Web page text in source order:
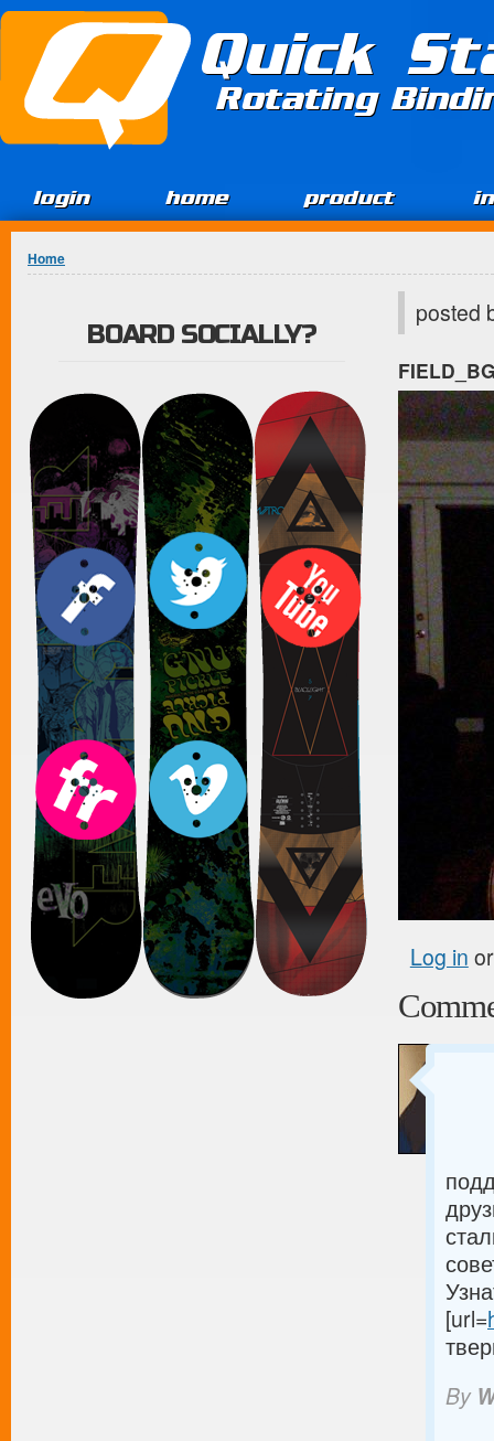
Jump to Content
Quick
Rotating
login home product
You are here
Home
posted
Log in
[url=
By
BOARD SOCIALLY?